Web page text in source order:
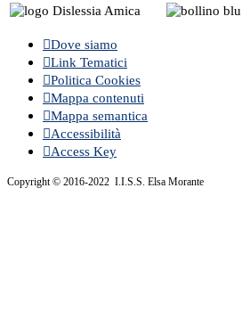
Dove siamo
Link Tematici
Politica Cookies
Mappa contenuti
Mappa semantica
Accessibilità
Access Key
Copyright © 2016-2022 I.I.S.S. Elsa Morante